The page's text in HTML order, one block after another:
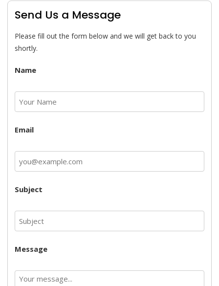
Send Us a Message
Please fill out the form below and we will get back to you
shortly.
Name
Email
Subject
Message